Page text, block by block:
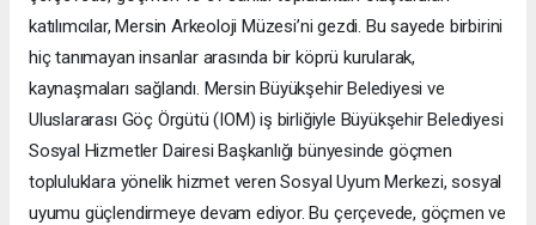
katılımcılar, Mersin Arkeoloji Müzesi’ni gezdi. Bu sayede birbirini
hiç tanımayan insanlar arasında bir köprü kurularak,
kaynaşmaları sağlandı. Mersin Büyükşehir Belediyesi ve
Uluslararası Göç Örgütü (IOM) iş birliğiyle Büyükşehir Belediyesi
Sosyal Hizmetler Dairesi Başkanlığı bünyesinde göçmen
topluluklara yönelik hizmet veren Sosyal Uyum Merkezi, sosyal
uyumu güçlendirmeye devam ediyor. Bu çerçevede, göçmen ve